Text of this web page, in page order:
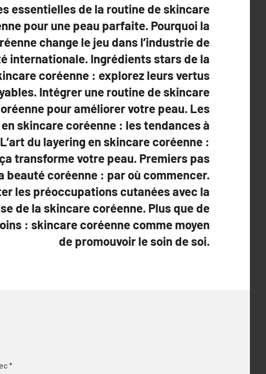
essentielles de la routine de skincare
pour une peau parfaite. Pourquoi la
change le jeu dans l’industrie de
internationale. Ingrédients stars de la
coréenne : explorez leurs vertus
Intégrer une routine de skincare
pour améliorer votre peau. Les
skincare coréenne : les tendances à
du layering en skincare coréenne :
transforme votre peau. Premiers pas
beauté coréenne : par où commencer.
les préoccupations cutanées avec la
de la skincare coréenne. Plus que de
: skincare coréenne comme moyen
de promouvoir le soin de soi.
*